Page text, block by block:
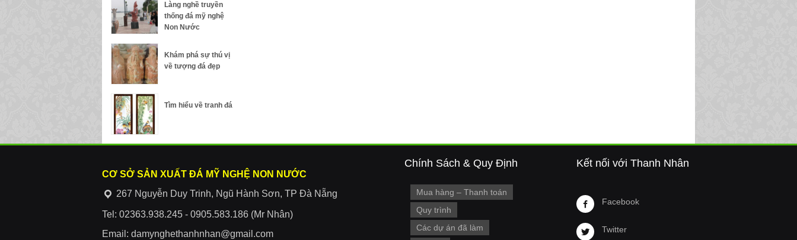
Làng nghề truyền
thống đá mỹ nghệ
Non Nước
Khám phá sự thú vị
về tượng đá đẹp
Tìm hiểu về tranh đá
CƠ SỞ SẢN XUẤT ĐÁ MỸ NGHỆ NON NƯỚC
267 Nguyễn Duy Trinh, Ngũ Hành Sơn, TP Đà Nẵng
Tel: 02363.938.245 - 0905.583.186 (Mr Nhân)
Email: damynghethanhnhan@gmail.com
Chính Sách & Quy Định
Mua hàng – Thanh toán
Quy trình
Các dự án đã làm
Kết nối với Thanh Nhân
Facebook
Twitter